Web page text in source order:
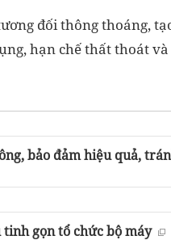
đối thông thoáng,
hạn chế thất thoát
bảo đảm hiệu quả,
gọn tổ chức bộ máy